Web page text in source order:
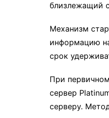
близлежащий
Механизм
информацию
срок
При
сервер
серверу.